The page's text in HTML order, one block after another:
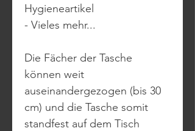
Hygieneartikel
- Vieles mehr...
Die Fächer der Tasche
können weit
auseinandergezogen (bis 30
cm) und die Tasche somit
standfest auf dem Tisch